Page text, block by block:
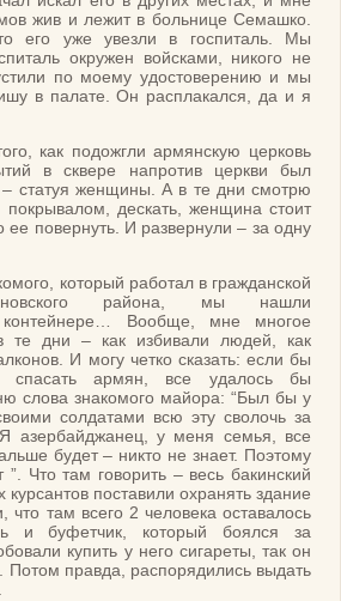
жив и лежит в больнице Семашко.
его уже увезли в госпиталь. Мы
окружен войсками, никого не
по моему удостоверению и мы
в палате. Он расплакался, да и я
как подожгли армянскую церковь
в сквере напротив церкви был
– статуя женщины. А в те дни смотрю
дескать, женщина стоит
ее повернуть. И развернули – за одну
который работал в гражданской
района, мы нашли
контейнере… Вообще, мне многое
те дни – как избивали людей, как
И могу четко сказать: если бы
спасать армян, все удалось бы
слова знакомого майора: “Был бы у
солдатами всю эту сволочь за
азербайджанец, у меня семья, все
будет – никто не знает. Поэтому
”. Что там говорить – весь бакинский
поставили охранять здание
что там всего 2 человека оставалось
и буфетчик, который боялся за
купить у него сигареты, так он
Потом правда, распорядились выдать